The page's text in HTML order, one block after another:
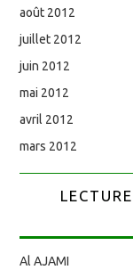
août 2012
juillet 2012
juin 2012
mai 2012
avril 2012
mars 2012
Al AJAMI